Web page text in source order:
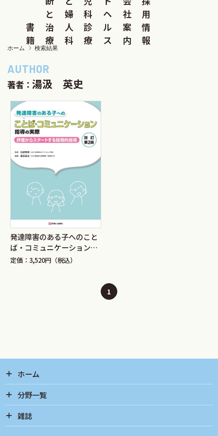
書
籍
と
治
療
婦
人
科
科
診
療
ヘ
ル
ス
社
案
内
用
情
報
ホーム 検索結果
著者： 湯汲 英史
発達障害のある子へのこと
ば・コミュニケーション指
導の実際 改訂第2版
定価：3,520円（税込）
1
ホーム
分野一覧
雑誌